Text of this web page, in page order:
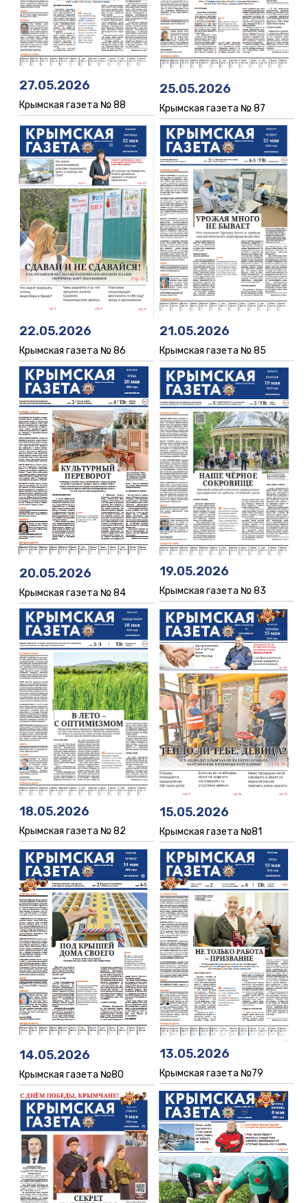
27.05.2026
Крымская газета № 88
25.05.2026
Крымская газета № 87
22.05.2026
Крымская газета № 86
21.05.2026
Крымская газета № 85
20.05.2026
Крымская газета № 84
19.05.2026
Крымская газета № 83
18.05.2026
Крымская газета № 82
15.05.2026
Крымская газета №81
14.05.2026
Крымская газета №80
13.05.2026
Крымская газета №79